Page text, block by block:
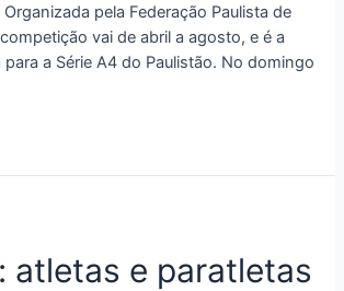
pela Federação Paulista de
vai de abril a agosto, e é a
a Série A4 do Paulistão. No domingo
atletas e paratletas